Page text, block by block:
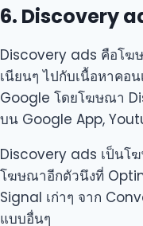
6. Discovery
Discovery ads คือโ
เนียนๆ ไปกับเนื้อหาคอ
Google โดยโฆษณา
บน Google App,
Discovery ads เป็นโ
โฆษณาอีกตัวนึงที่
Signal เก่าๆ จาก
แบบอื่นๆ